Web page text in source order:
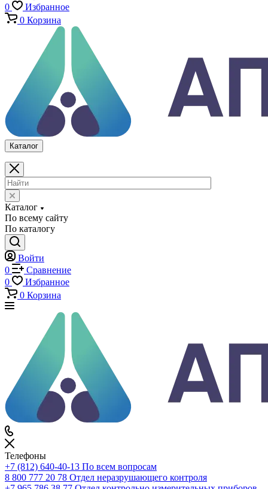
По всему сайту
По каталогу
Войти
0
Сравнение
0
Избранное
Корзина
Каталог
По всему сайту
По каталогу
Войти
Сравнение
0
Избранное
Корзина